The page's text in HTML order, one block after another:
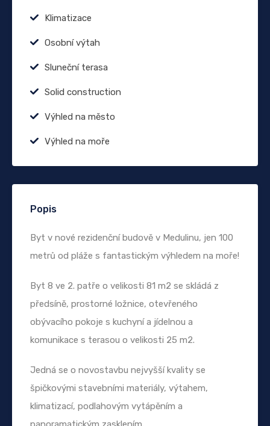
Klimatizace
Osobní výtah
Sluneční terasa
Solid construction
Výhled na město
Výhled na moře
Popis
Byt v nové rezidenční budově v Medulinu, jen 100
metrů od pláže s fantastickým výhledem na moře!
Byt 8 ve 2. patře o velikosti 81 m2 se skládá z
předsíně, prostorné ložnice, otevřeného
obývacího pokoje s kuchyní a jídelnou a
komunikace s terasou o velikosti 25 m2.
Jedná se o novostavbu nejvyšší kvality se
špičkovými stavebními materiály, výtahem,
klimatizací, podlahovým vytápěním a